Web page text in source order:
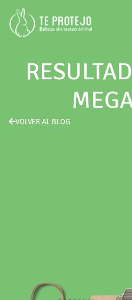
VOLVER AL BLOG